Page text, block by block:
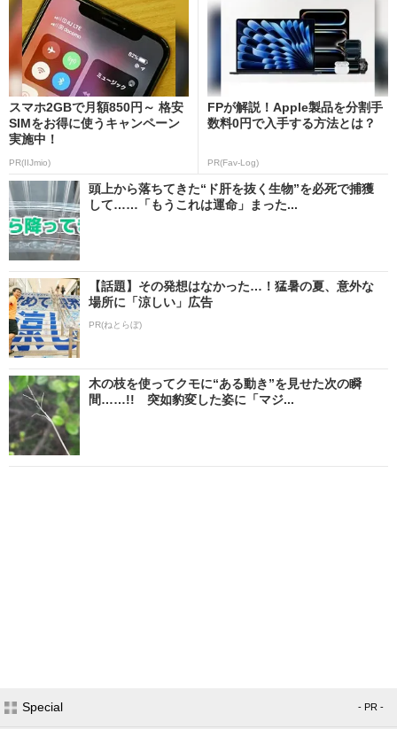
スマホ2GBで月額850円～ 格安
SIMをお得に使うキャンペーン
実施中！
PR(IIJmio)
FPが解説！Apple製品を分割手
数料0円で入手する方法とは？
PR(Fav-Log)
頭上から落ちてきた“ド肝を抜く生物”を必死で捕獲
して……「もうこれは運命」まった...
【話題】その発想はなかった…！猛暑の夏、意外な
場所に「涼しい」広告
PR(ねとらぼ)
木の枝を使ってクモに“ある動き”を見せた次の瞬
間……!! 突如豹変した姿に「マジ...
Special - PR -